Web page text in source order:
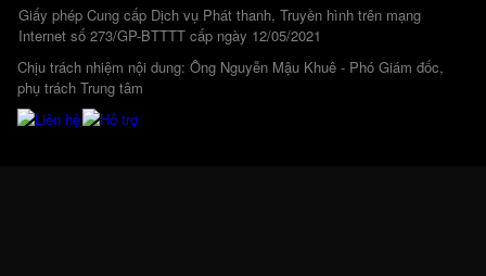
Giấy phép Cung cấp Dịch vụ Phát thanh, Truyền hình trên mạng
Internet số 273/GP-BTTTT cấp ngày 12/05/2021
Chịu trách nhiệm nội dung: Ông Nguyễn Mậu Khuê - Phó Giám đốc,
phụ trách Trung tâm